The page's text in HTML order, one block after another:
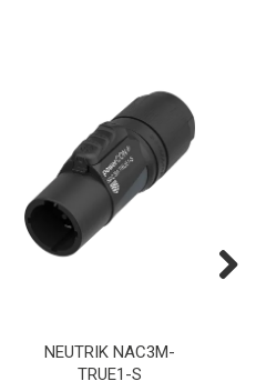
NEUTRIK NAC3M-
TRUE1-S